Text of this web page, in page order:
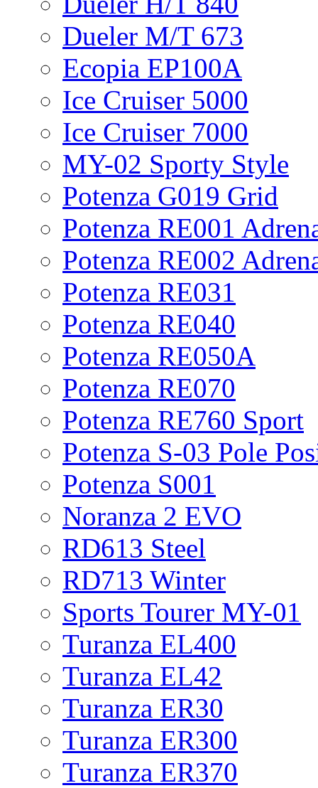
Dueler M/T 673
Ecopia EP100A
Ice Cruiser 5000
Ice Cruiser 7000
MY-02 Sporty Style
Potenza G019 Grid
Potenza RE001
Potenza RE002
Potenza RE031
Potenza RE040
Potenza RE050A
Potenza RE070
Potenza RE760 Sport
Potenza S-03 Pole
Potenza S001
Noranza 2 EVO
RD613 Steel
RD713 Winter
Sports Tourer MY-01
Turanza EL400
Turanza EL42
Turanza ER30
Turanza ER300
Turanza ER370